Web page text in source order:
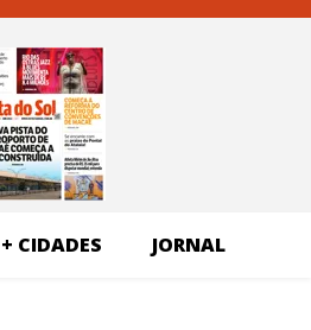
+ CIDADES JORNAL